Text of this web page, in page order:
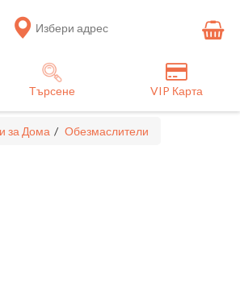
Избери адрес
Търсене VIP Карта
за Дома Обезмаслители